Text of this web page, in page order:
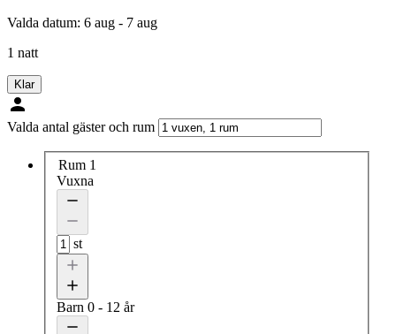
Valda datum: 6 aug - 7 aug
1 natt
Klar
Valda antal gäster och rum
Rum 1
Vuxna
st
Barn 0 - 12 år